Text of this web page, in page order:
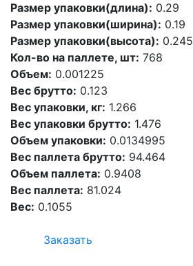
Размер упаковки(длина): 0.29
Размер упаковки(ширина): 0.19
Размер упаковки(высота): 0.245
Кол-во на паллете, шт: 768
Объем: 0.001225
Вес брутто: 0.123
Вес упаковки, кг: 1.266
Вес упаковки брутто: 1.476
Объем упаковки: 0.0134995
Вес паллета брутто: 94.464
Объем паллета: 0.9408
Вес паллета: 81.024
Вес: 0.1055
Заказать